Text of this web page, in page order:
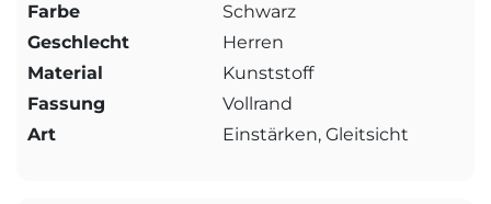
Farbe
Schwarz
Geschlecht
Herren
Material
Kunststoff
Fassung
Vollrand
Art
Einstärken, Gleitsicht